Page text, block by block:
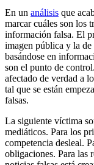
En un análisis que
marcar cuáles son los
información falsa. El
imagen pública y la
basándose en
son el punto de
afectado de verdad a
tal que se están
falsas.
La siguiente víctima
mediáticos. Para los
competencia desleal.
obligaciones. Para las